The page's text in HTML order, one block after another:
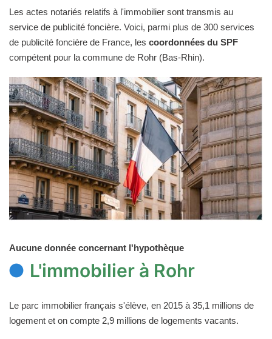
Les actes notariés relatifs à l'immobilier sont transmis au
service de publicité foncière. Voici, parmi plus de 300 services
de publicité foncière de France, les coordonnées du SPF
compétent pour la commune de Rohr (Bas-Rhin).
Aucune donnée concernant l'hypothèque
L'immobilier à Rohr
Le parc immobilier français s'élève, en 2015 à 35,1 millions de
logement et on compte 2,9 millions de logements vacants.